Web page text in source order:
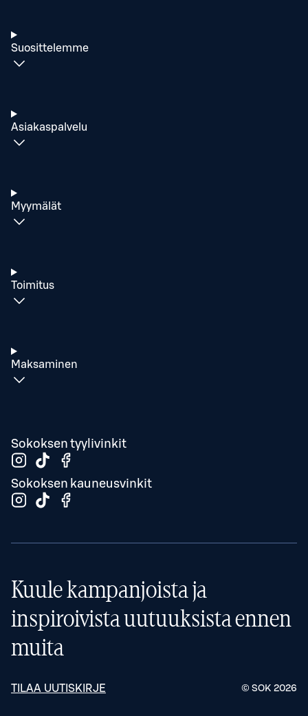
Suosittelemme
Asiakaspalvelu
Myymälät
Toimitus
Maksaminen
Sokoksen tyylivinkit
Sokoksen kauneusvinkit
Kuule kampanjoista ja
inspiroivista uutuuksista ennen
muita
TILAA UUTISKIRJE © SOK 2026